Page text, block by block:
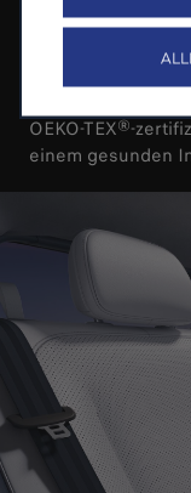
Das 14,6-Zoll-
OEKO-TEX®-
einem gesunden